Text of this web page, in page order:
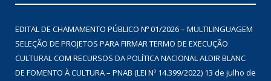
EDITAL DE CHAMAMENTO PÚBLICO Nº 01/2026 – MULTILINGUAGEM
SELEÇÃO DE PROJETOS PARA FIRMAR TERMO DE EXECUÇÃO
CULTURAL COM RECURSOS DA POLÍTICA NACIONAL ALDIR BLANC
DE FOMENTO À CULTURA – PNAB (LEI Nº 14.399/2022) 13 de julho de